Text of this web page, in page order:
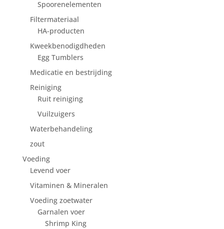
Spoorenelementen
Filtermateriaal
HA-producten
Kweekbenodigdheden
Egg Tumblers
Medicatie en bestrijding
Reiniging
Ruit reiniging
Vuilzuigers
Waterbehandeling
zout
Voeding
Levend voer
Vitaminen & Mineralen
Voeding zoetwater
Garnalen voer
Shrimp King